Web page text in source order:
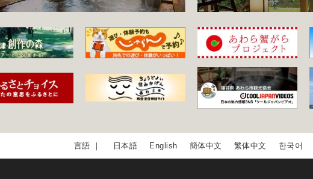
日本語 English 簡体中文 繁体中文 한국어